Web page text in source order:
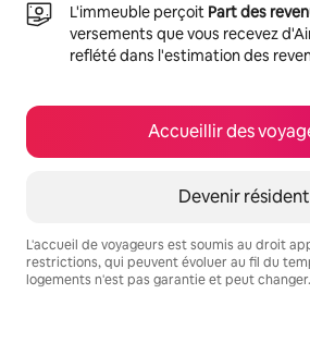
L'immeuble perçoit Part des
versements que vous recevez
reflété dans l'estimation des
Accueillir des
Devenir résident
L'accueil de voyageurs est soumis au droit
restrictions, qui peuvent évoluer au fil du
logements n'est pas garantie et peut changer.